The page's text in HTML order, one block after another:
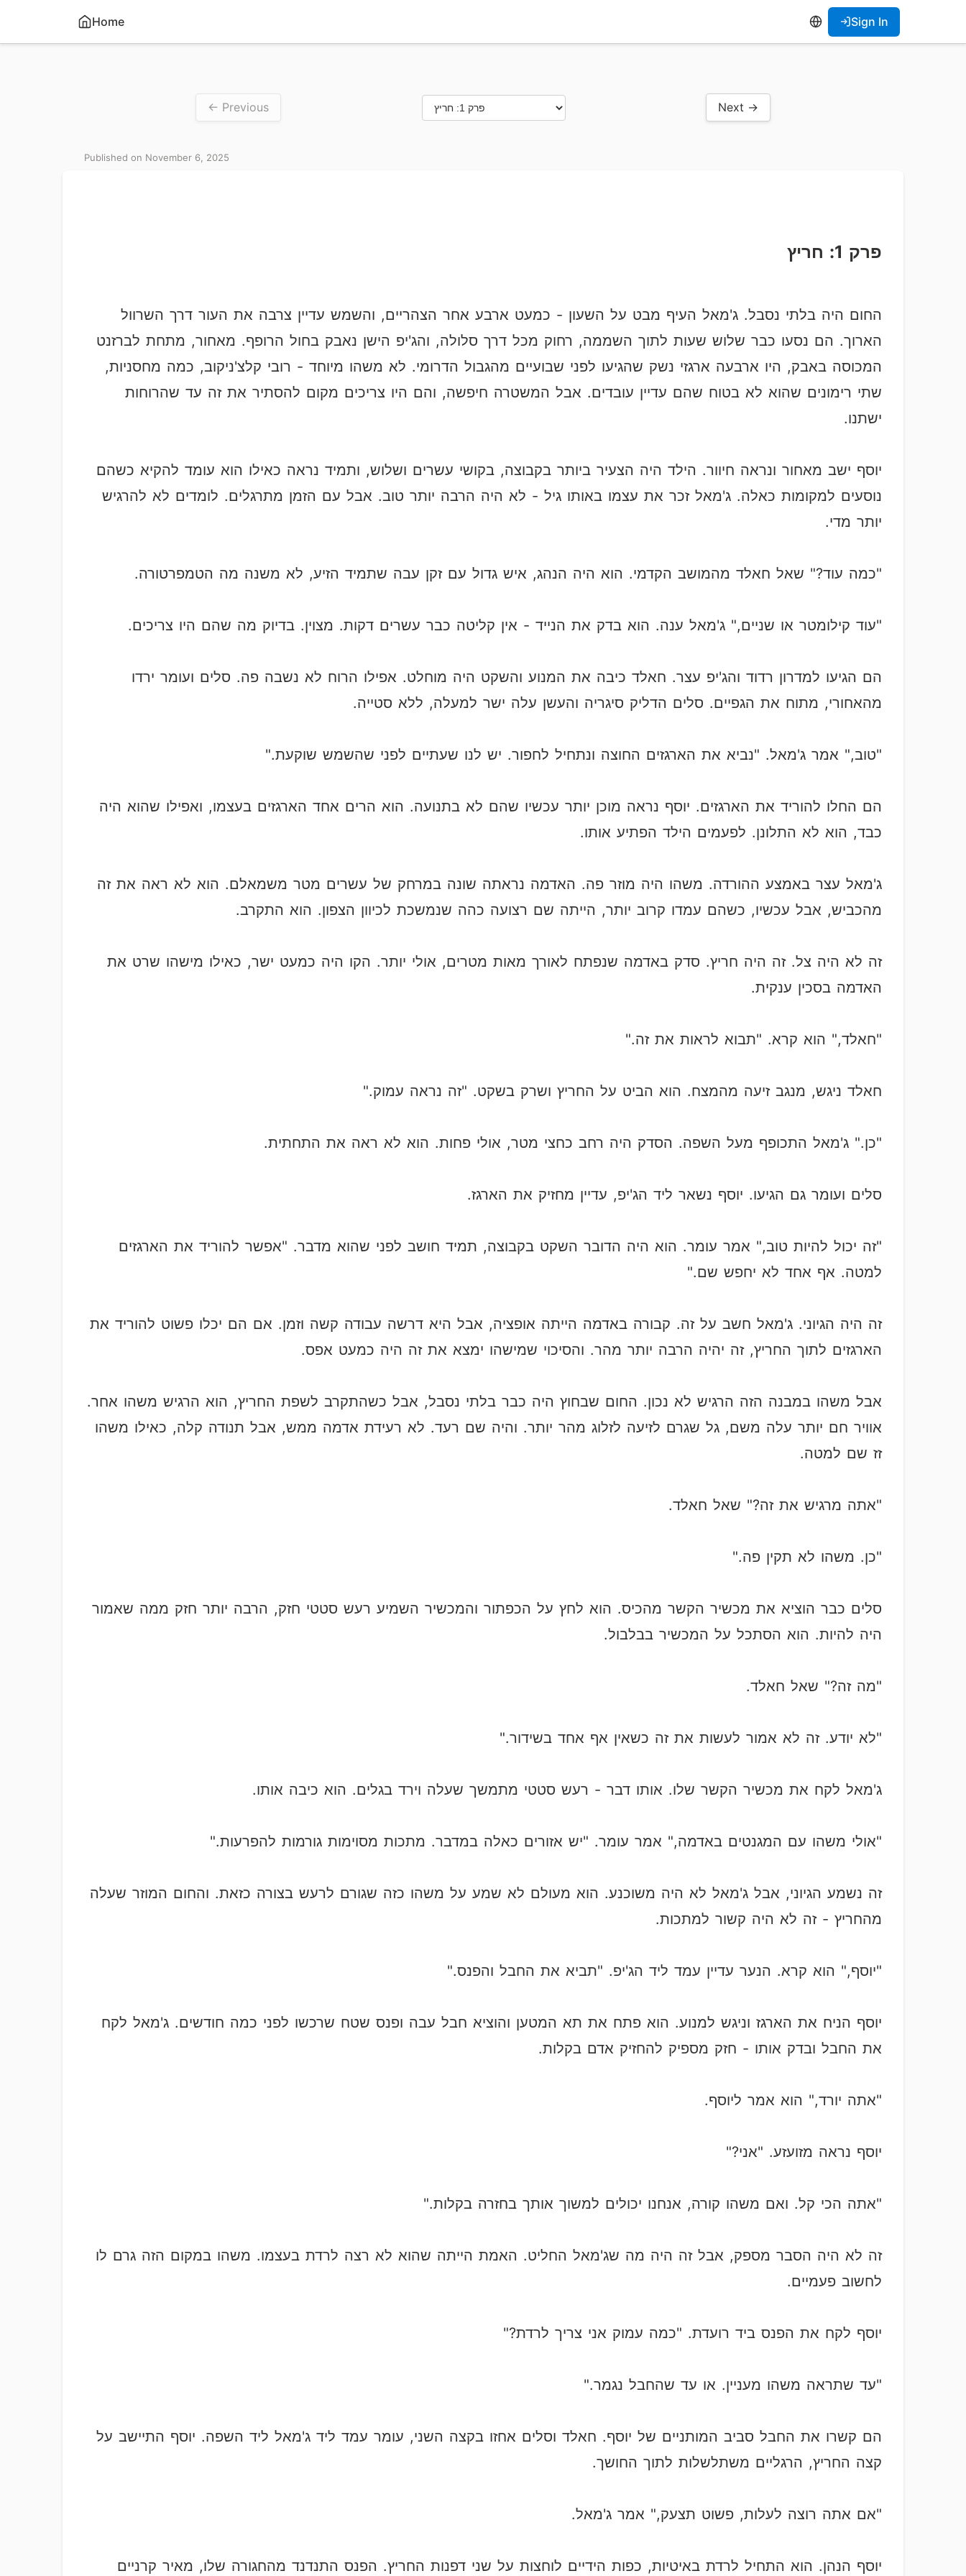
Home Sign In
← Previous Next →
Published on November 6, 2025
פרק 1: חריץ
החום היה בלתי נסבל. ג'מאל העיף מבט על השעון - כמעט ארבע אחר הצהריים, והשמש עדיין צרבה את העור דרך השרוול
הארוך. הם נסעו כבר שלוש שעות לתוך השממה, רחוק מכל דרך סלולה, והג'יפ הישן נאבק בחול הרופף. מאחור, מתחת לברזנט
המכוסה באבק, היו ארבעה ארגזי נשק שהגיעו לפני שבועיים מהגבול הדרומי. לא משהו מיוחד - רובי קלצ'ניקוב, כמה מחסניות,
שתי רימונים שהוא לא בטוח שהם עדיין עובדים. אבל המשטרה חיפשה, והם היו צריכים מקום להסתיר את זה עד שהרוחות
ישתנו.
יוסף ישב מאחור ונראה חיוור. הילד היה הצעיר ביותר בקבוצה, בקושי עשרים ושלוש, ותמיד נראה כאילו הוא עומד להקיא כשהם
נוסעים למקומות כאלה. ג'מאל זכר את עצמו באותו גיל - לא היה הרבה יותר טוב. אבל עם הזמן מתרגלים. לומדים לא להרגיש
יותר מדי.
"כמה עוד?" שאל חאלד מהמושב הקדמי. הוא היה הנהג, איש גדול עם זקן עבה שתמיד הזיע, לא משנה מה הטמפרטורה.
"עוד קילומטר או שניים," ג'מאל ענה. הוא בדק את הנייד - אין קליטה כבר עשרים דקות. מצוין. בדיוק מה שהם היו צריכים.
הם הגיעו למדרון רדוד והג'יפ עצר. חאלד כיבה את המנוע והשקט היה מוחלט. אפילו הרוח לא נשבה פה. סלים ועומר ירדו
מהאחורי, מתוח את הגפיים. סלים הדליק סיגריה והעשן עלה ישר למעלה, ללא סטייה.
"טוב," אמר ג'מאל. "נביא את הארגזים החוצה ונתחיל לחפור. יש לנו שעתיים לפני שהשמש שוקעת."
הם החלו להוריד את הארגזים. יוסף נראה מוכן יותר עכשיו שהם לא בתנועה. הוא הרים אחד הארגזים בעצמו, ואפילו שהוא היה
כבד, הוא לא התלונן. לפעמים הילד הפתיע אותו.
ג'מאל עצר באמצע ההורדה. משהו היה מוזר פה. האדמה נראתה שונה במרחק של עשרים מטר משמאלם. הוא לא ראה את זה
מהכביש, אבל עכשיו, כשהם עמדו קרוב יותר, הייתה שם רצועה כהה שנמשכת לכיוון הצפון. הוא התקרב.
זה לא היה צל. זה היה חריץ. סדק באדמה שנפתח לאורך מאות מטרים, אולי יותר. הקו היה כמעט ישר, כאילו מישהו שרט את
האדמה בסכין ענקית.
"חאלד," הוא קרא. "תבוא לראות את זה."
חאלד ניגש, מנגב זיעה מהמצח. הוא הביט על החריץ ושרק בשקט. "זה נראה עמוק."
"כן." ג'מאל התכופף מעל השפה. הסדק היה רחב כחצי מטר, אולי פחות. הוא לא ראה את התחתית.
סלים ועומר גם הגיעו. יוסף נשאר ליד הג'יפ, עדיין מחזיק את הארגז.
"זה יכול להיות טוב," אמר עומר. הוא היה הדובר השקט בקבוצה, תמיד חושב לפני שהוא מדבר. "אפשר להוריד את הארגזים
למטה. אף אחד לא יחפש שם."
זה היה הגיוני. ג'מאל חשב על זה. קבורה באדמה הייתה אופציה, אבל היא דרשה עבודה קשה וזמן. אם הם יכלו פשוט להוריד את
הארגזים לתוך החריץ, זה יהיה הרבה יותר מהר. והסיכוי שמישהו ימצא את זה היה כמעט אפס.
אבל משהו במבנה הזה הרגיש לא נכון. החום שבחוץ היה כבר בלתי נסבל, אבל כשהתקרב לשפת החריץ, הוא הרגיש משהו אחר.
אוויר חם יותר עלה משם, גל שגרם לזיעה לזלוג מהר יותר. והיה שם רעד. לא רעידת אדמה ממש, אבל תנודה קלה, כאילו משהו
זז שם למטה.
"אתה מרגיש את זה?" שאל חאלד.
"כן. משהו לא תקין פה."
סלים כבר הוציא את מכשיר הקשר מהכיס. הוא לחץ על הכפתור והמכשיר השמיע רעש סטטי חזק, הרבה יותר חזק ממה שאמור
היה להיות. הוא הסתכל על המכשיר בבלבול.
"מה זה?" שאל חאלד.
"לא יודע. זה לא אמור לעשות את זה כשאין אף אחד בשידור."
ג'מאל לקח את מכשיר הקשר שלו. אותו דבר - רעש סטטי מתמשך שעלה וירד בגלים. הוא כיבה אותו.
"אולי משהו עם המגנטים באדמה," אמר עומר. "יש אזורים כאלה במדבר. מתכות מסוימות גורמות להפרעות."
זה נשמע הגיוני, אבל ג'מאל לא היה משוכנע. הוא מעולם לא שמע על משהו כזה שגורם לרעש בצורה כזאת. והחום המוזר שעלה
מהחריץ - זה לא היה קשור למתכות.
"יוסף," הוא קרא. הנער עדיין עמד ליד הג'יפ. "תביא את החבל והפנס."
יוסף הניח את הארגז וניגש למנוע. הוא פתח את תא המטען והוציא חבל עבה ופנס שטח שרכשו לפני כמה חודשים. ג'מאל לקח
את החבל ובדק אותו - חזק מספיק להחזיק אדם בקלות.
"אתה יורד," הוא אמר ליוסף.
יוסף נראה מזועזע. "אני?"
"אתה הכי קל. ואם משהו קורה, אנחנו יכולים למשוך אותך בחזרה בקלות."
זה לא היה הסבר מספק, אבל זה היה מה שג'מאל החליט. האמת הייתה שהוא לא רצה לרדת בעצמו. משהו במקום הזה גרם לו
לחשוב פעמיים.
יוסף לקח את הפנס ביד רועדת. "כמה עמוק אני צריך לרדת?"
"עד שתראה משהו מעניין. או עד שהחבל נגמר."
הם קשרו את החבל סביב המותניים של יוסף. חאלד וסלים אחזו בקצה השני, עומר עמד ליד ג'מאל ליד השפה. יוסף התיישב על
קצה החריץ, הרגליים משתלשלות לתוך החושך.
"אם אתה רוצה לעלות, פשוט תצעק," אמר ג'מאל.
יוסף הנהן. הוא התחיל לרדת באיטיות, כפות הידיים לוחצות על שני דפנות החריץ. הפנס התנדנד מהחגורה שלו, מאיר קרניים